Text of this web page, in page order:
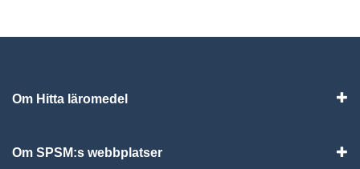
Om Hitta läromedel
Om SPSM:s webbplatser